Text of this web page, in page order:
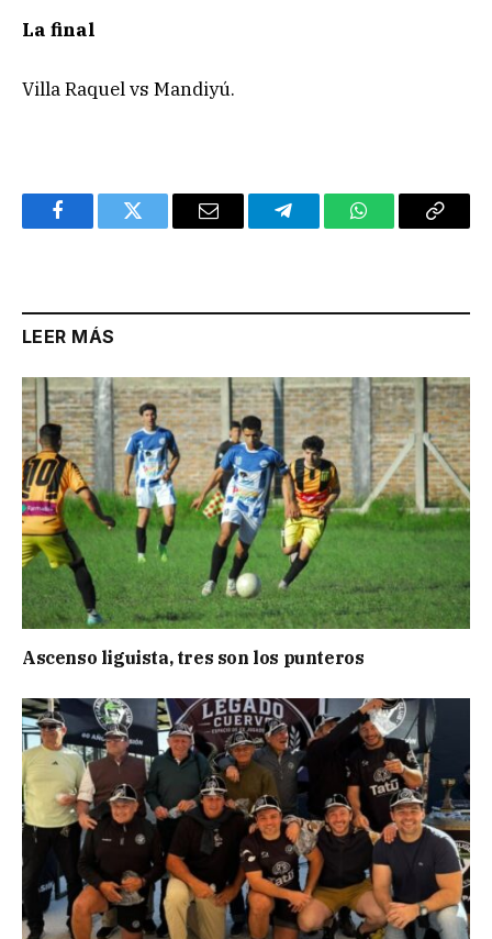
La final
Villa Raquel vs Mandiyú.
FacebookTwitter Email TelegramWhatsAppCopy
LEER MÁS
Ascenso liguista, tres son los punteros